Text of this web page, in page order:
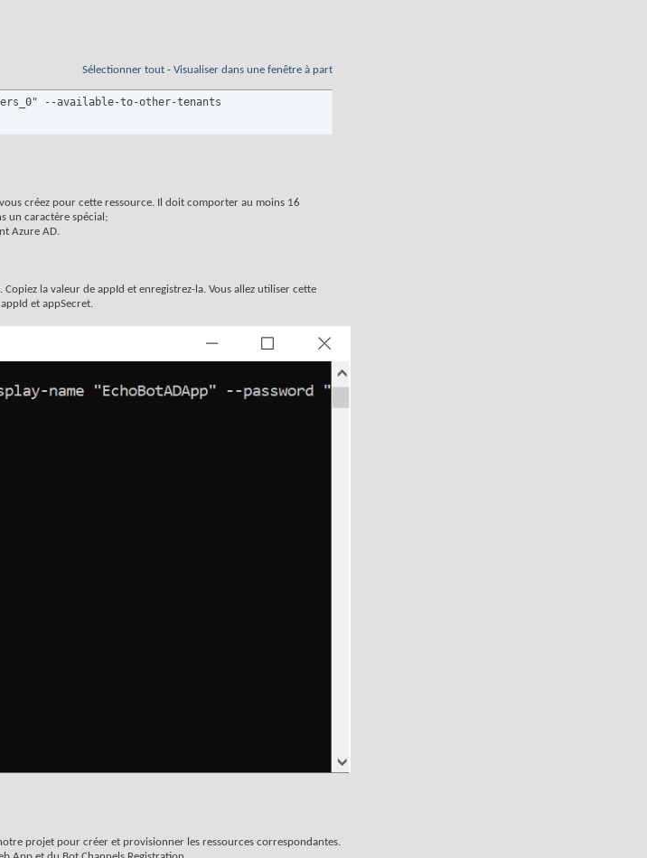
Sélectionner tout - Visualiser dans une fenêtre à part
--available-to-other-tenants
créez pour cette ressource. Il doit comporter au moins 16
un caractère spécial;
Azure AD.
la valeur de appId et enregistrez-la. Vous allez utiliser cette
et appSecret.
projet pour créer et provisionner les ressources correspondantes.